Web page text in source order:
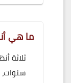
ما هي